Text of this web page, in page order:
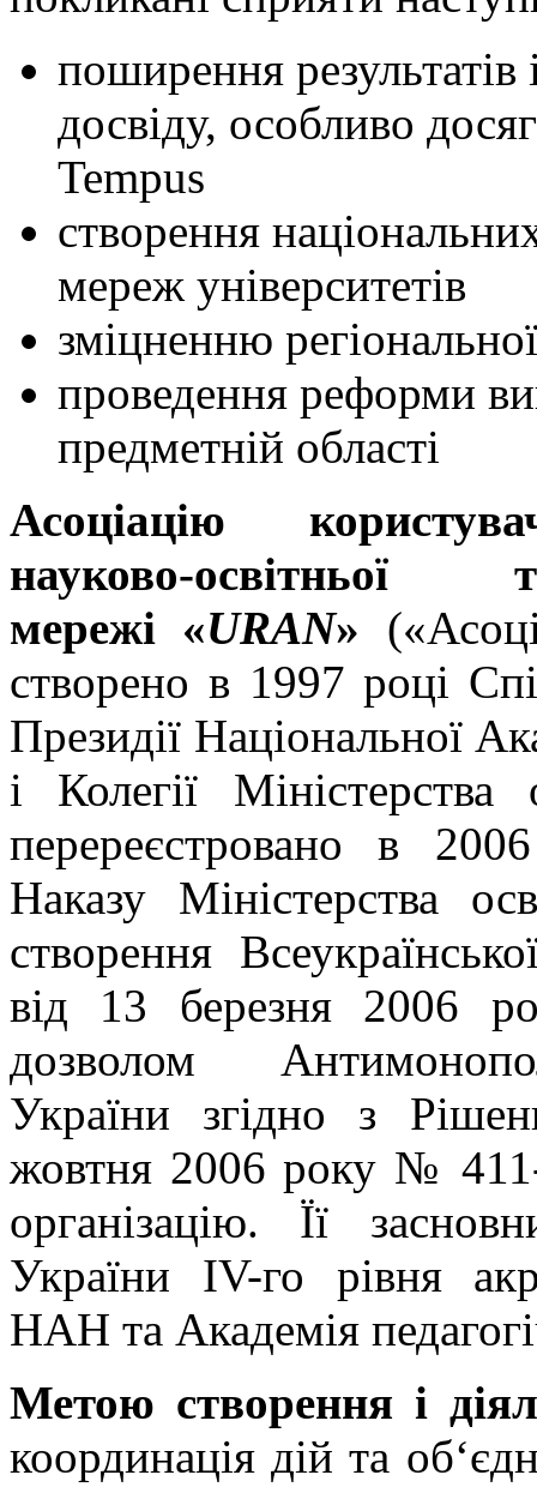
поширення результатів
досвіду, особливо
Tempus
створення
мереж університетів
зміцненню
проведення реформи
предметній області
Асоціацію
науково-освітньої
мережі «URAN»
створено в 1997 році
Президії Національної
і Колегії
перереєстровано в
Наказу Міністерства
створення
від 13 березня 2006
дозволом
України згідно з
жовтня 2006 року №
організацію. Її
України IV-го рівня
НАН та Академія
Метою створення і
координація дій та